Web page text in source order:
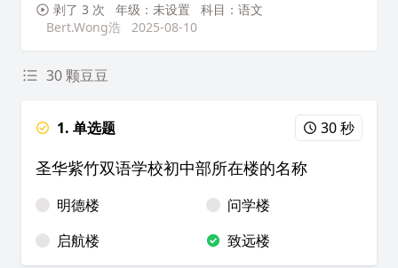
剥了 3 次 年级：未设置
科目：语文
Bert.Wong浩
2025-08-10
30 颗豆豆
1. 单选题 30 秒
圣华紫竹双语学校初中部所在楼的名称
明德楼
问学楼
启航楼
致远楼